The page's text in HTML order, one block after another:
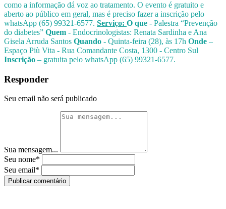
como a informação dá voz ao tratamento. O evento é gratuito e
aberto ao público em geral, mas é preciso fazer a inscrição pelo
whatsApp (65) 99321-6577. Serviço: O que - Palestra “Prevenção
do diabetes” Quem - Endocrinologistas: Renata Sardinha e Ana
Gisela Arruda Santos Quando - Quinta-feira (28), às 17h Onde –
Espaço Più Vita - Rua Comandante Costa, 1300 - Centro Sul
Inscrição – gratuita pelo whatsApp (65) 99321-6577.
Responder
Seu email não será publicado
Sua mensagem...
Seu nome*
Seu email*
Publicar comentário